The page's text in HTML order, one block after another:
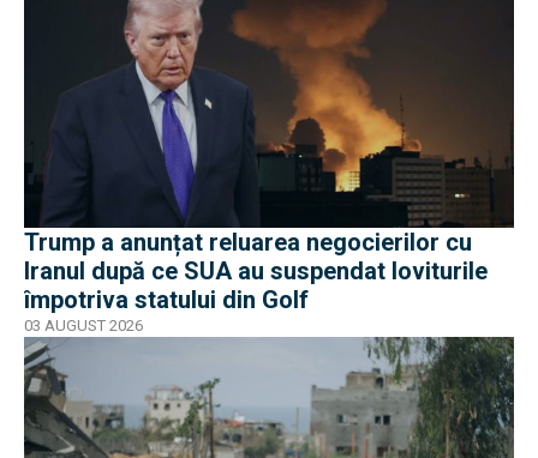
Trump a anunțat reluarea negocierilor cu
Iranul după ce SUA au suspendat loviturile
împotriva statului din Golf
03 AUGUST 2026